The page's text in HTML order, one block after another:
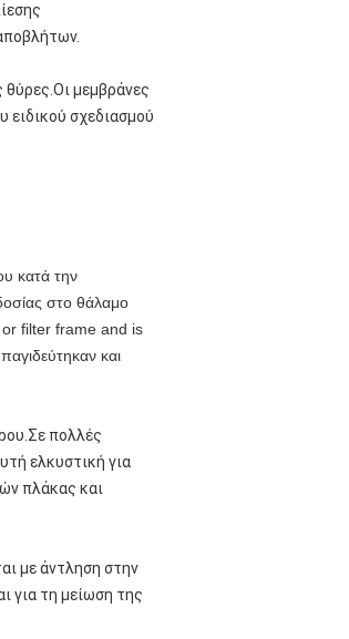
θύρες.Οι μεμβράνες
ειδικού σχεδιασμού
κατά την
στο θάλαμο
or filter frame and is
και
πολλές
ελκυστική για
πλάκας και
με άντληση στην
για τη μείωση της